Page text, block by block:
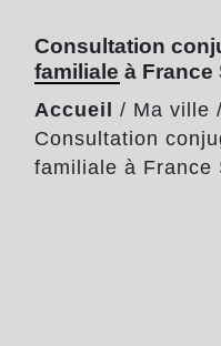
Consultation
familiale à France
Accueil / Ma ville /
Consultation
familiale à France